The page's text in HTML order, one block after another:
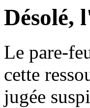
Désolé,
Le pare-
cette
jugée